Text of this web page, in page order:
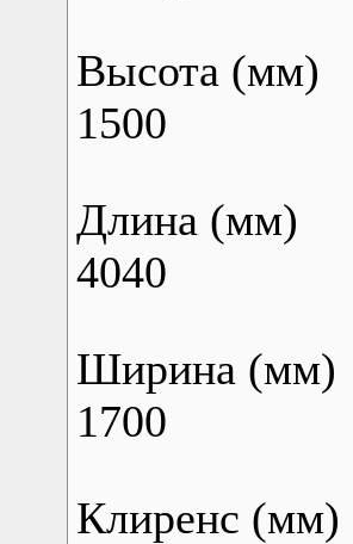
Высота (мм)
1500
Длина (мм)
4040
Ширина (мм)
1700
Клиренс (мм)